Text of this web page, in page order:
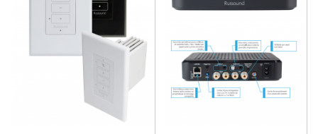
VKP-1
Alexa intégré
2x15W (4 / 8Ω)
(LxHxP) : 44x106x64mm
Module de streaming
amplifié
1 flux audio stéréo
Jusqu'à 32 zones
Airplay 2, Chromecast,